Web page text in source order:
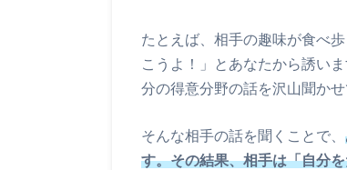
たとえば、相手の趣味が食べ
こうよ！」とあなたから誘い
分の得意分野の話を沢山聞かせ
そんな相手の話を聞くことで、
す。その結果、相手は「自分